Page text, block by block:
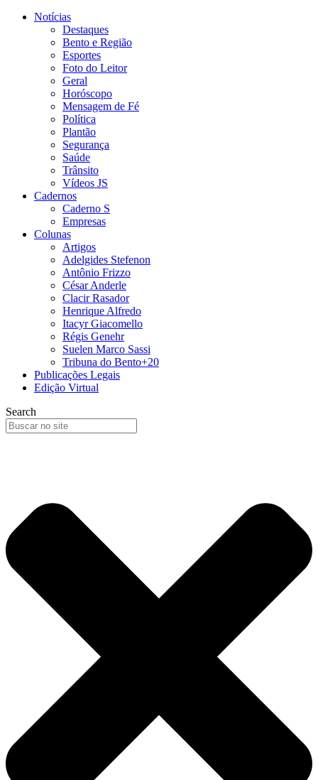
Notícias
Destaques
Bento e Região
Esportes
Foto do Leitor
Geral
Horóscopo
Mensagem de Fé
Política
Plantão
Segurança
Saúde
Trânsito
Vídeos JS
Cadernos
Caderno S
Empresas
Colunas
Artigos
Adelgides Stefenon
Antônio Frizzo
César Anderle
Clacir Rasador
Henrique Alfredo
Itacyr Giacomello
Régis Genehr
Suelen Marco Sassi
Tribuna do Bento+20
Publicações Legais
Edição Virtual
Search